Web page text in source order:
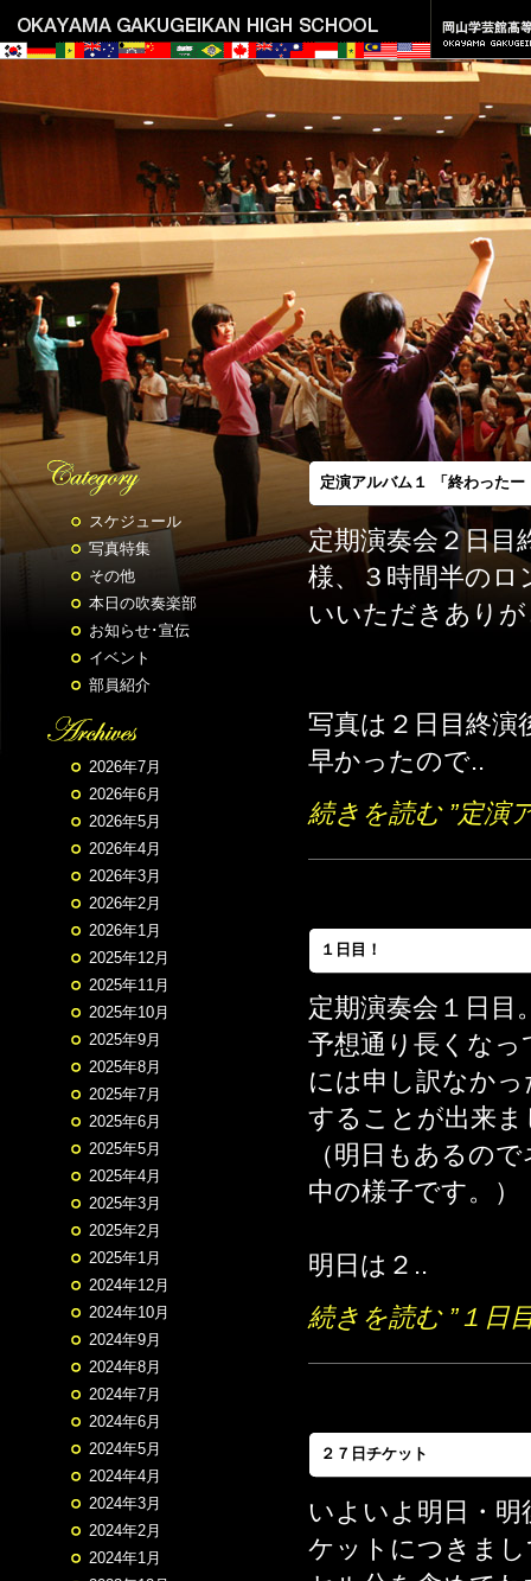
スケジュール
写真特集
その他
本日の吹奏楽部
お知らせ･宣伝
イベント
部員紹介
2026年7月
2026年6月
2026年5月
2026年4月
2026年3月
2026年2月
2026年1月
2025年12月
2025年11月
2025年10月
2025年9月
2025年8月
2025年7月
2025年6月
2025年5月
2025年4月
2025年3月
2025年2月
2025年1月
2024年12月
2024年10月
2024年9月
2024年8月
2024年7月
2024年6月
2024年5月
2024年4月
2024年3月
2024年2月
2024年1月
定演アルバム１ 「終わったー
定期演奏会２日目
様、３時間半の
いいただきあり
写真は２日目終演
早かったので..
続きを読む ”定演
１日目！
定期演奏会１日目
予想通り長くな
には申し訳なか
することが出来ま
（明日もあるの
中の様子です。）
明日は２..
続きを読む ”１日
２７日チケット
いよいよ明日・明
ケットにつきま